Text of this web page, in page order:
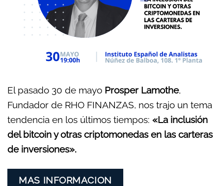
El pasado 30 de mayo Prosper Lamothe,
Fundador de RHO FINANZAS, nos trajo un tema
tendencia en los últimos tiempos: «La inclusión
del bitcoin y otras criptomonedas en las carteras
de inversiones».
MAS INFORMACION